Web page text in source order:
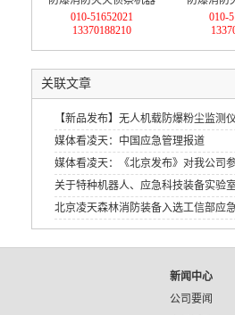
人
010-51652021
13370188210
人(语音
010-
关联文章
【新品发布】无人机载防爆粉尘监测
媒体看凌天：中国应急管理报道
媒体看凌天：《北京发布》对我公司
关于特种机器人、应急科技装备实验
北京凌天森林消防装备入选工信部应
应急装备应用试点示范工程》
新闻中心
公司要闻